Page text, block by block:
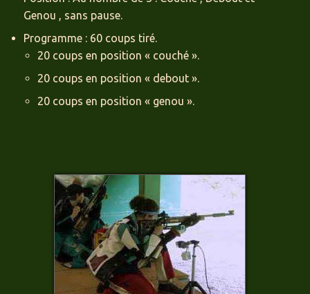
Genou , sans pause.
Programme : 60 coups tiré.
20 coups en position « couché ».
20 coups en position « debout ».
20 coups en position « genou ».